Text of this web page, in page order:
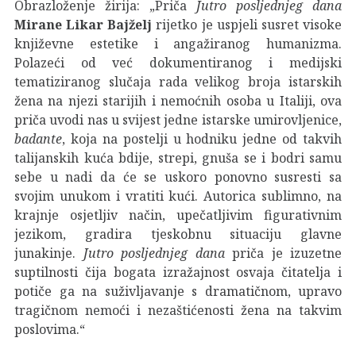
Obrazloženje žirija: „Priča Jutro posljednjeg dana
Mirane Likar Bajželj rijetko je uspjeli susret visoke
književne estetike i angažiranog humanizma.
Polazeći od već dokumentiranog i medijski
tematiziranog slučaja rada velikog broja istarskih
žena na njezi starijih i nemoćnih osoba u Italiji, ova
priča uvodi nas u svijest jedne istarske umirovljenice,
badante, koja na postelji u hodniku jedne od takvih
talijanskih kuća bdije, strepi, gnuša se i bodri samu
sebe u nadi da će se uskoro ponovno susresti sa
svojim unukom i vratiti kući. Autorica sublimno, na
krajnje osjetljiv način, upečatljivim figurativnim
jezikom, gradira tjeskobnu situaciju glavne
junakinje. Jutro posljednjeg danapriča je izuzetne
suptilnosti čija bogata izražajnost osvaja čitatelja i
potiče ga na suživljavanje s dramatičnom, upravo
tragičnom nemoći i nezaštićenosti žena na takvim
poslovima.“